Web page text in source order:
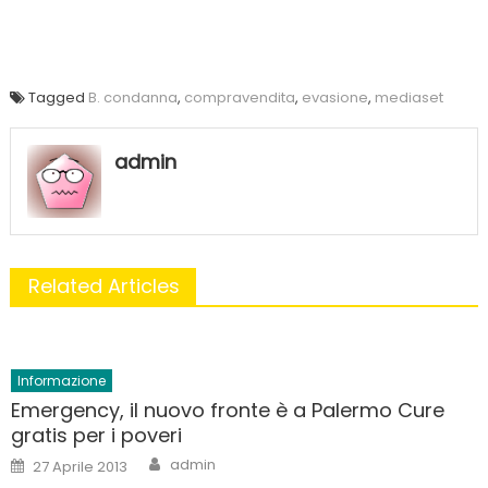
Tagged B. condanna, compravendita, evasione, mediaset
admin
Related Articles
Informazione
Emergency, il nuovo fronte è a Palermo Cure
gratis per i poveri
Posted
on
27 Aprile 2013 Author
admin